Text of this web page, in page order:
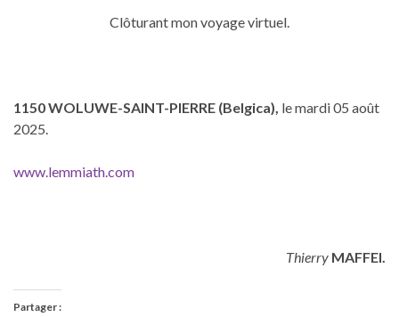
Clôturant mon voyage virtuel.
1150 WOLUWE-SAINT-PIERRE (Belgica), le mardi 05 août
2025.
www.lemmiath.com
Thierry MAFFEI.
Partager :